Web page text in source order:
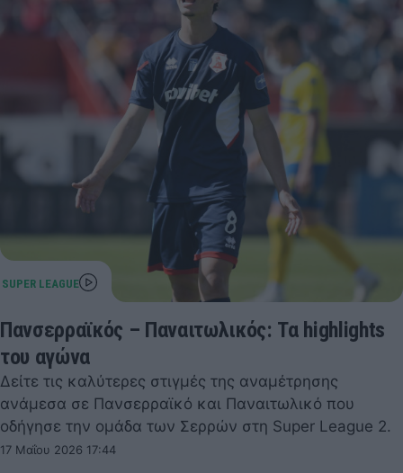
Πανσερραϊκός – Παναιτωλικός: Τα highlights
του αγώνα
Δείτε τις καλύτερες στιγμές της αναμέτρησης
ανάμεσα σε Πανσερραϊκό και Παναιτωλικό που
οδήγησε την ομάδα των Σερρών στη Super League 2.
17 Μαΐου 2026 17:44